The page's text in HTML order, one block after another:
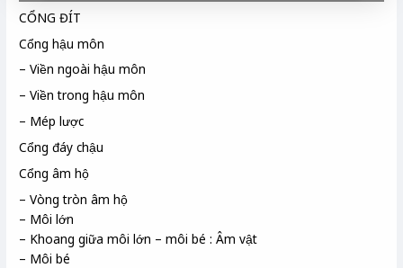
CỔNG ĐÍT
Cổng hậu môn
– Viền ngoài hậu môn
– Viền trong hậu môn
– Mép lược
Cổng đáy chậu
Cổng âm hộ
– Vòng tròn âm hộ
– Môi lớn
– Khoang giữa môi lớn – môi bé : Âm vật
– Môi bé